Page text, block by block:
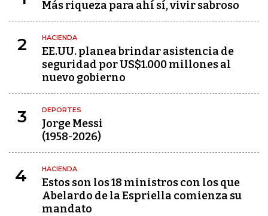
Más riqueza para ahí sí, vivir sabroso
2 HACIENDA
EE.UU. planea brindar asistencia de
seguridad por US$1.000 millones al
nuevo gobierno
3 DEPORTES
Jorge Messi
(1958-2026)
4 HACIENDA
Estos son los 18 ministros con los que
Abelardo de la Espriella comienza su
mandato